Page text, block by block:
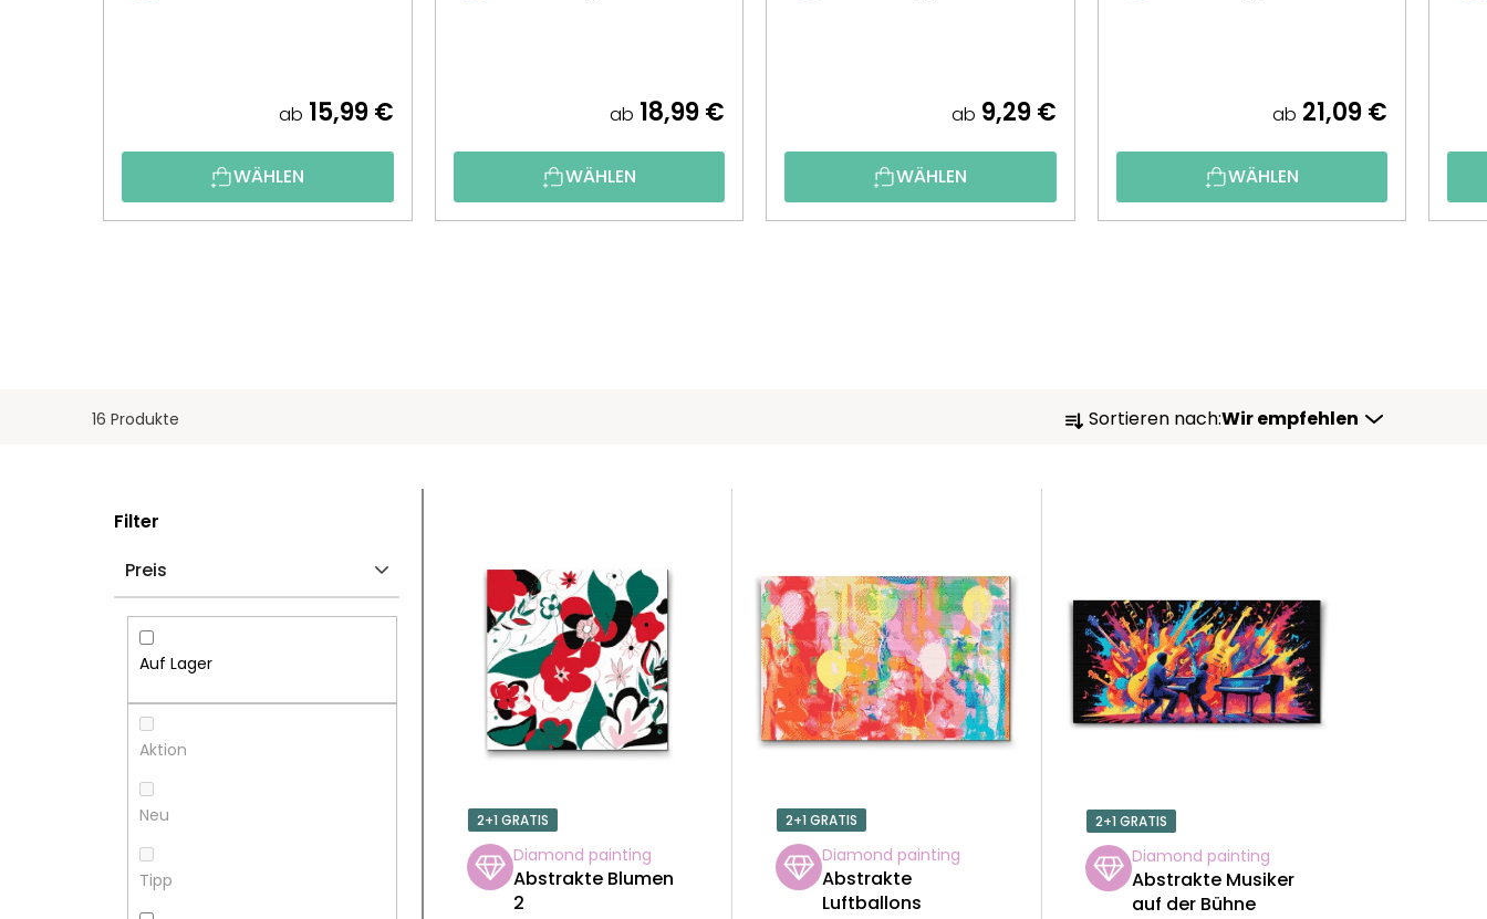
ab 15,99 €
WÄHLEN
ab 18,99 €
WÄHLEN
ab 9,29 €
WÄHLEN
ab 21,09 €
WÄHLEN
16 Produkte
P
U
K
T
O
R
Sortieren nach:Wir empfehlen
Filter
Preis
Auf Lager
Aktion
Neu
Tipp
2+1 GRATIS
Diamond painting
Abstrakte Blumen
2
2+1 GRATIS
Diamond painting
Abstrakte
Luftballons
2+1 GRATIS
Diamond painting
Abstrakte Musiker
auf der Bühne